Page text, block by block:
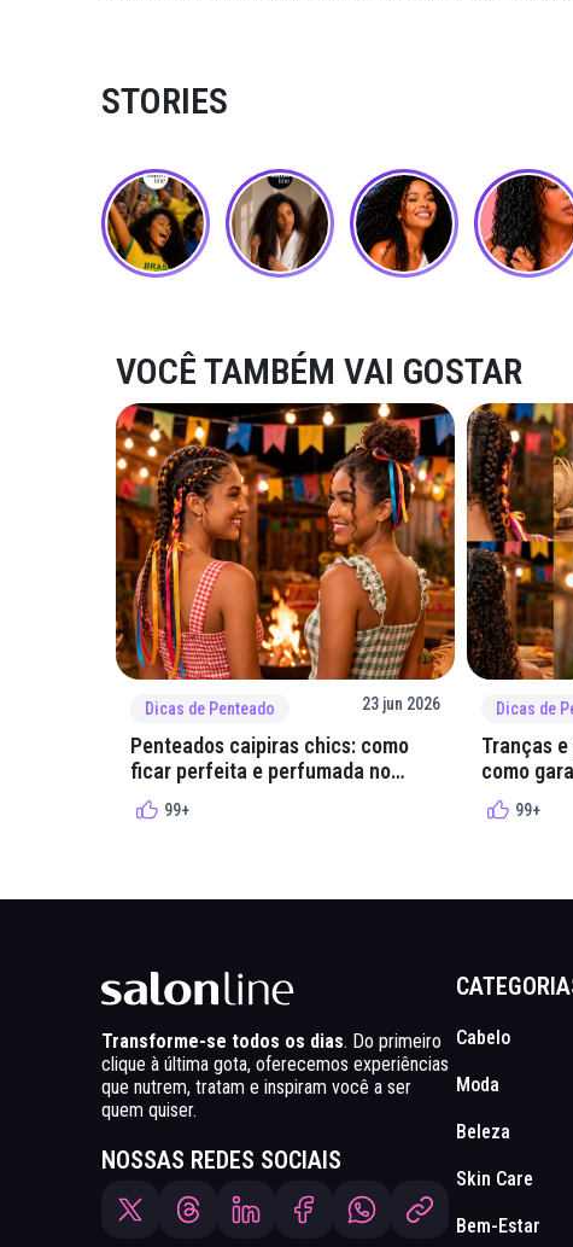
STORIES
VOCÊ TAMBÉM VAI GOSTAR
Dicas de Penteado 23 jun 2026
Penteados caipiras chics: como
ficar perfeita e perfumada no
arraial
99+
Dicas de
Tranças
como
quadrilha
99+
Transforme-se todos os dias. Do primeiro
clique à última gota, oferecemos experiências
que nutrem, tratam e inspiram você a ser
quem quiser.
NOSSAS REDES SOCIAIS
Cabelo
Moda
Beleza
Skin Care
Bem-Estar